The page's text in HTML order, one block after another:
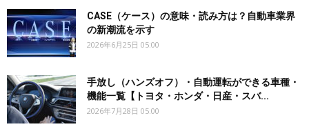
CASE（ケース）の意味・読み方は？自動車業界
の新潮流を示す
2026年6月25日 05:00
手放し（ハンズオフ）・自動運転ができる車種・
機能一覧【トヨタ・ホンダ・日産・スバ...
2026年7月28日 05:00